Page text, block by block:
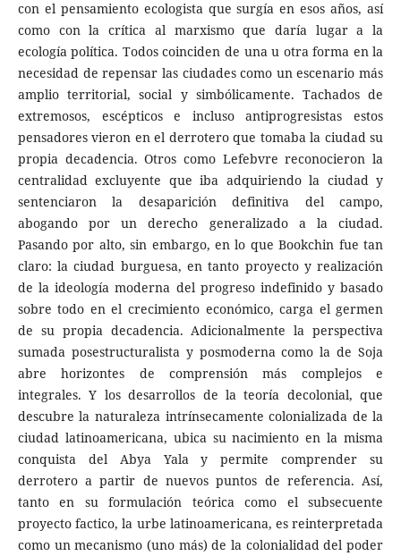
con el pensamiento ecologista que surgía en esos años, así
como con la crítica al marxismo que daría lugar a la
ecología política. Todos coinciden de una u otra forma en la
necesidad de repensar las ciudades como un escenario más
amplio territorial, social y simbólicamente. Tachados de
extremosos, escépticos e incluso antiprogresistas estos
pensadores vieron en el derrotero que tomaba la ciudad su
propia decadencia. Otros como Lefebvre reconocieron la
centralidad excluyente que iba adquiriendo la ciudad y
sentenciaron la desaparición definitiva del campo,
abogando por un derecho generalizado a la ciudad.
Pasando por alto, sin embargo, en lo que Bookchin fue tan
claro: la ciudad burguesa, en tanto proyecto y realización
de la ideología moderna del progreso indefinido y basado
sobre todo en el crecimiento económico, carga el germen
de su propia decadencia. Adicionalmente la perspectiva
sumada posestructuralista y posmoderna como la de Soja
abre horizontes de comprensión más complejos e
integrales. Y los desarrollos de la teoría decolonial, que
descubre la naturaleza intrínsecamente colonializada de la
ciudad latinoamericana, ubica su nacimiento en la misma
conquista del Abya Yala y permite comprender su
derrotero a partir de nuevos puntos de referencia. Así,
tanto en su formulación teórica como el subsecuente
proyecto factico, la urbe latinoamericana, es reinterpretada
como un mecanismo (uno más) de la colonialidad del poder